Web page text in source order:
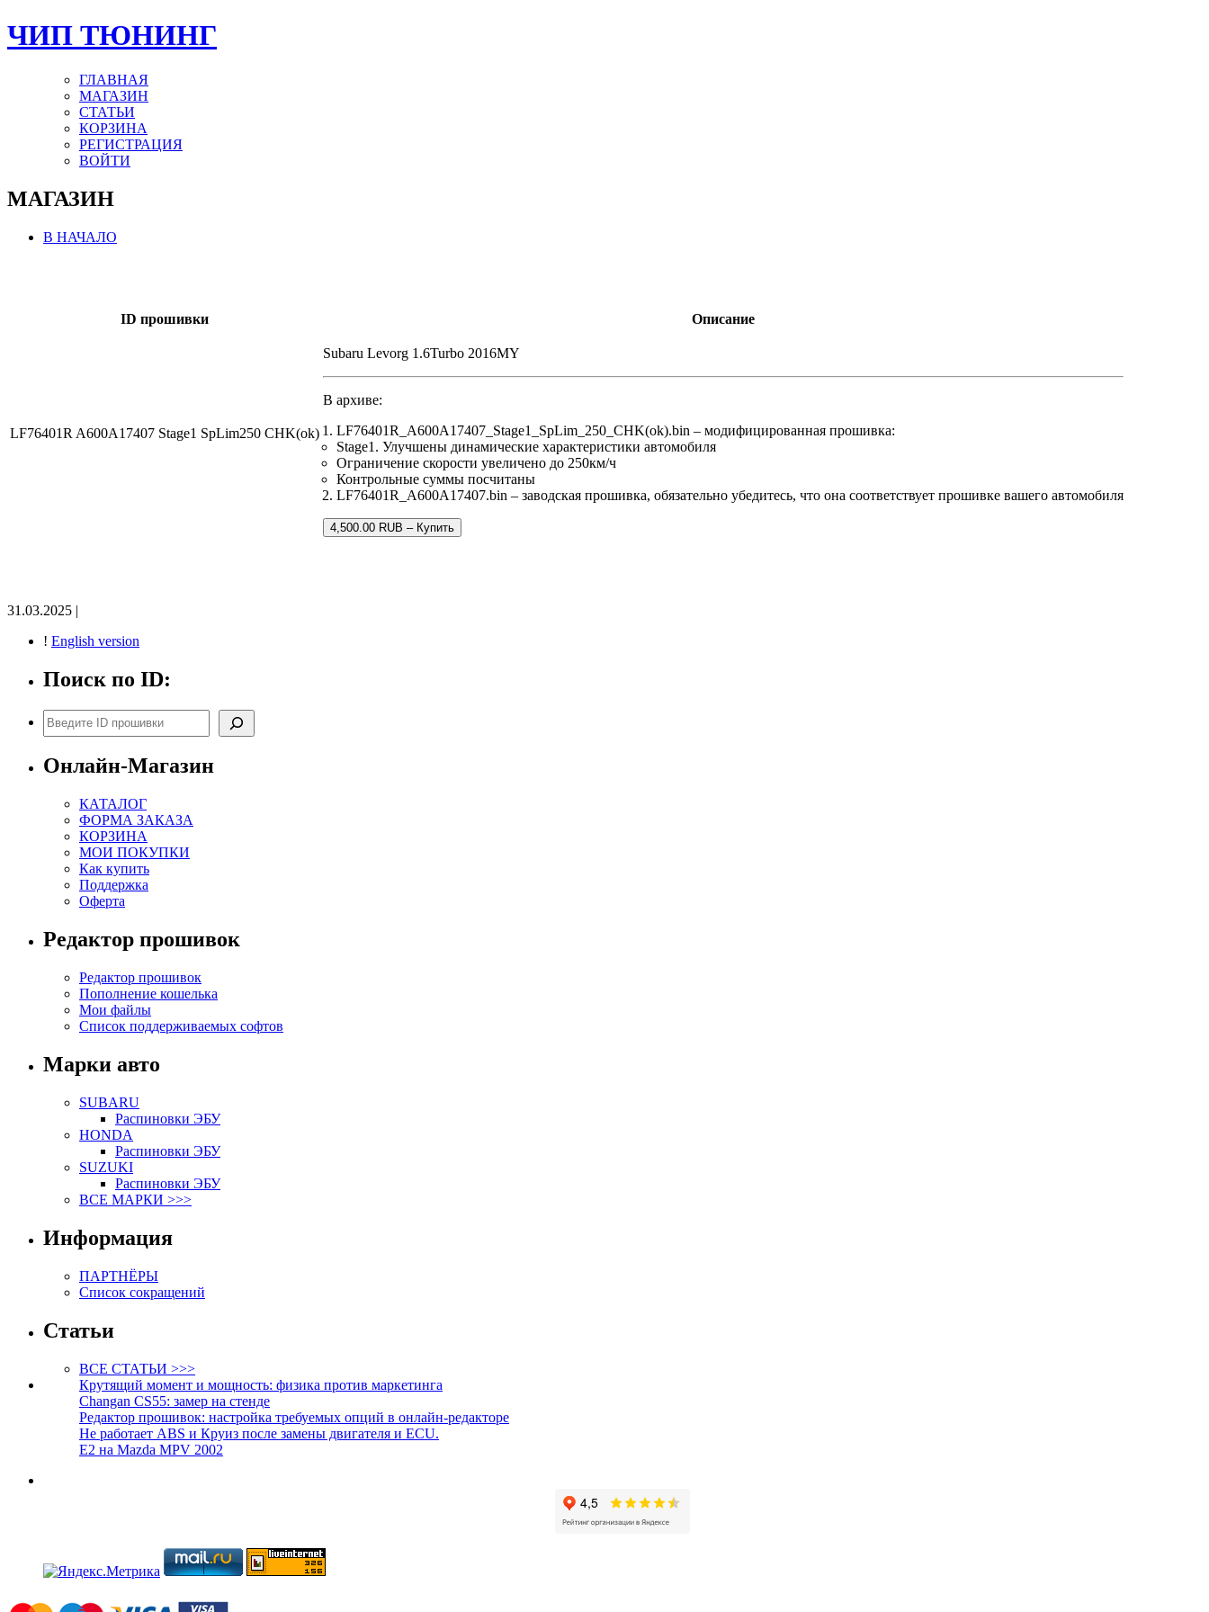
ЧИП ТЮНИНГ
ГЛАВНАЯ
МАГАЗИН
СТАТЬИ
КОРЗИНА
РЕГИСТРАЦИЯ
ВОЙТИ
МАГАЗИН
В НАЧАЛО
ID прошивки Описание
LF76401R A600A17407 Stage1 SpLim250 CHK(ok)
Subaru Levorg 1.6Turbo 2016MY
В архиве:
LF76401R_A600A17407_Stage1_SpLim_250_CHK(ok).bin – модифицированная прошивка:
Stage1. Улучшены динамические характеристики автомобиля
Ограничение скорости увеличено до 250км/ч
Контрольные суммы посчитаны
LF76401R_A600A17407.bin – заводская прошивка, обязательно убедитесь, что она соответствует прошивке вашего автомобиля
4,500.00 RUB – Купить
31.03.2025 |
! English version
Поиск по ID:
Поиск
Онлайн-Магазин
КАТАЛОГ
ФОРМА ЗАКАЗА
КОРЗИНА
МОИ ПОКУПКИ
Как купить
Поддержка
Оферта
Редактор прошивок
Редактор прошивок
Пополнение кошелька
Мои файлы
Список поддерживаемых софтов
Марки авто
SUBARU
Распиновки ЭБУ
HONDA
Распиновки ЭБУ
SUZUKI
Распиновки ЭБУ
ВСЕ МАРКИ >>>
Информация
ПАРТНЁРЫ
Список сокращений
Статьи
ВСЕ СТАТЬИ >>>
Крутящий момент и мощность: физика против маркетинга
Changan CS55: замер на стенде
Редактор прошивок: настройка требуемых опций в онлайн-редакторе
Не работает ABS и Круиз после замены двигателя и ECU.
E2 на Mazda MPV 2002